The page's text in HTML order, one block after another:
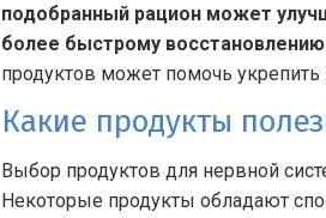
подобранный рацион может
более быстрому
продуктов может помочь укрепить
Какие продукты
Выбор продуктов для нервной
Некоторые продукты обладают